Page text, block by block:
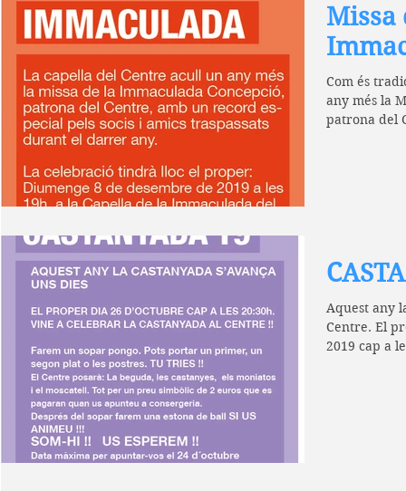
Missa
Com és
any més la
Aquest any
Centre. El
2019 cap a